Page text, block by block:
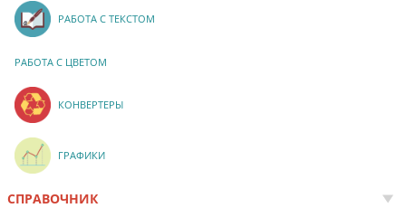
РАБОТА С ТЕКСТОМ
РАБОТА С ЦВЕТОМ
КОНВЕРТЕРЫ
ГРАФИКИ
СПРАВОЧНИК